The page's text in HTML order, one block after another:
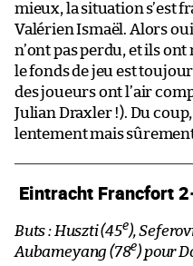
mieux, la situation s’est
Valérien Ismaël. Alors
n’ont pas perdu, et ils
le fonds de jeu est
des joueurs ont l’air
Julian Draxler !). Du
lentement mais
Eintracht Francfort
Buts : Huszti (45e),
Aubameyang (78e) pour